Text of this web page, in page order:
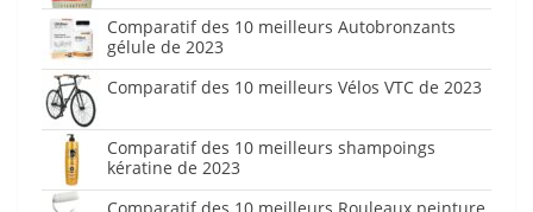
Comparatif des 10 meilleurs Autobronzants
gélule de 2023
Comparatif des 10 meilleurs Vélos VTC de 2023
Comparatif des 10 meilleurs shampoings
kératine de 2023